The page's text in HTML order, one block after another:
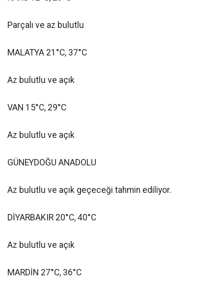
Parçalı ve az bulutlu
MALATYA 21°C, 37°C
Az bulutlu ve açık
VAN 15°C, 29°C
Az bulutlu ve açık
GÜNEYDOĞU ANADOLU
Az bulutlu ve açık geçeceği tahmin ediliyor.
DİYARBAKIR 20°C, 40°C
Az bulutlu ve açık
MARDİN 27°C, 36°C